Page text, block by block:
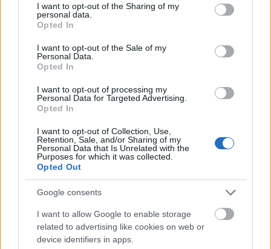
not limited to your visit or usage behaviour. You may click to
grant or deny consent to Google and its third-party tags to
use your data for below specified purposes in below Google
consent section.
I want to opt-out of the Sharing of my
personal data.
Opted In
I want to opt-out of the Sale of my
Personal Data.
Opted In
I want to opt-out of processing my
Personal Data for Targeted Advertising.
Opted In
I want to opt-out of Collection, Use,
Retention, Sale, and/or Sharing of my
Personal Data that Is Unrelated with the
Purposes for which it was collected.
Opted Out
Google consents
I want to allow Google to enable storage
related to advertising like cookies on web or
device identifiers in apps.
Amikor már azt hitted, hogy vége...
•2013. május 04.
...akkor kezdődik csak igazán! A Fospisztoly-projekt
olyan nekünk Bandival, mint a késleltetett orgazmus.
durrantani egy nagyot. Néhanapján ugyan
szivárogtattunk pár fotót a Facebook-oldalunkon, ez
Végre! Látjuk a célt!
•2012. február 11.
rá, hogy milyen régen nem jelentkeztünk már a
Shitgun-projekttel. December 18-án volt az utolsó
poszt. Igaz, ünnepek, új év, a munka ellepett minket,